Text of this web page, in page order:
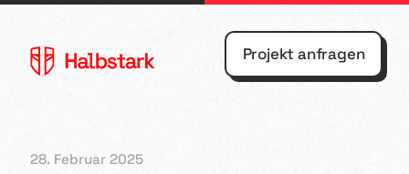
Projekt anfragen
28. Februar 2025